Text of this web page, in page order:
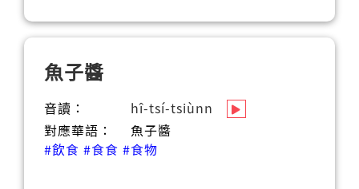
魚子醬
音讀：
hî-tsí-tsiùnn
對應華語：
魚子醬
#飲食 #食食 #食物